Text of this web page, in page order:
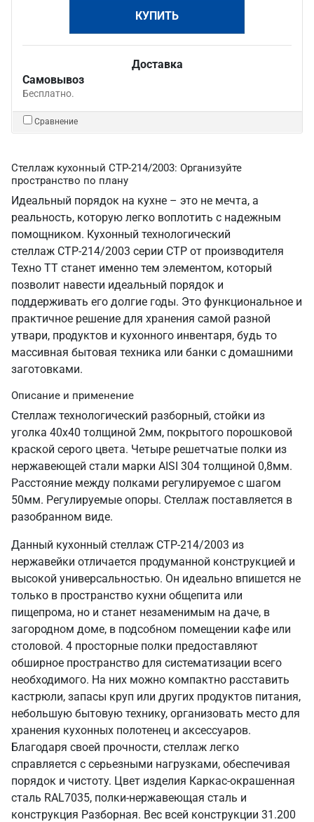
КУПИТЬ
Доставка
Самовывоз
Бесплатно.
Сравнение
Стеллаж кухонный СТР-214/2003: Организуйте
пространство по плану
Идеальный порядок на кухне – это не мечта, а
реальность, которую легко воплотить с надежным
помощником. Кухонный технологический
стеллаж СТР-214/2003 серии СТР от производителя
Техно ТТ станет именно тем элементом, который
позволит навести идеальный порядок и
поддерживать его долгие годы. Это функциональное и
практичное решение для хранения самой разной
утвари, продуктов и кухонного инвентаря, будь то
массивная бытовая техника или банки с домашними
заготовками.
Описание и применение
Стеллаж технологический разборный, стойки из
уголка 40х40 толщиной 2мм, покрытого порошковой
краской серого цвета. Четыре решетчатые полки из
нержавеющей стали марки AISI 304 толщиной 0,8мм.
Расстояние между полками регулируемое с шагом
50мм. Регулируемые опоры. Стеллаж поставляется в
разобранном виде.
Данный кухонный стеллаж СТР-214/2003 из
нержавейки отличается продуманной конструкцией и
высокой универсальностью. Он идеально впишется не
только в пространство кухни общепита или
пищепрома, но и станет незаменимым на даче, в
загородном доме, в подсобном помещении кафе или
столовой. 4 просторные полки предоставляют
обширное пространство для систематизации всего
необходимого. На них можно компактно расставить
кастрюли, запасы круп или других продуктов питания,
небольшую бытовую технику, организовать место для
хранения кухонных полотенец и аксессуаров.
Благодаря своей прочности, стеллаж легко
справляется с серьезными нагрузками, обеспечивая
порядок и чистоту. Цвет изделия Каркас-окрашенная
сталь RAL7035, полки-нержавеющая сталь и
конструкция Разборная. Вес всей конструкции 31.200